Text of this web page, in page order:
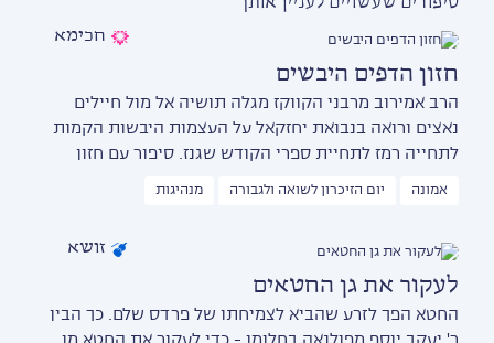
חכימא
חזון הדפים היבשים
הרב אמירוב מרבני הקווקז מגלה תושיה אל מול חיילים
נאצים ורואה בנבואת יחזקאל על העצמות היבשות הקמות
לתחייה רמז לתחיית ספרי הקודש שגנז. סיפור עם חזון
אמונה יום הזיכרון לשואה ולגבורה מנהיגות
זושא
לעקור את גן החטאים
החטא הפך לזרע שהביא לצמיחתו של פרדס שלם. כך הבין